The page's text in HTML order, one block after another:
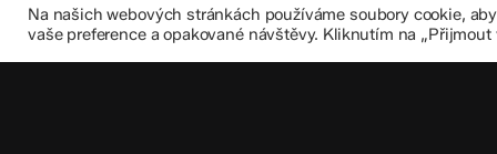
Na našich webových stránkách používáme soubory cookie,
vaše preference a opakované návštěvy. Kliknutím na